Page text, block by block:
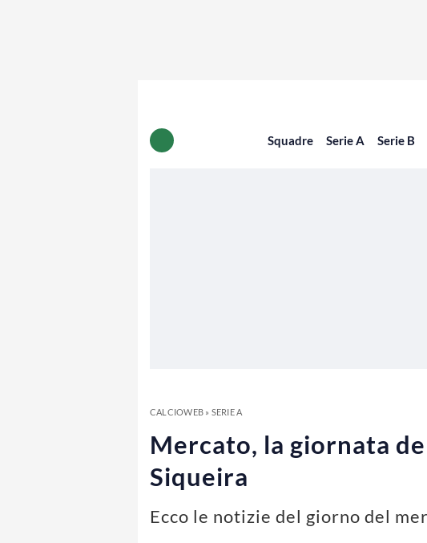
Squadre Serie A Serie B
CALCIOWEB» SERIE A
Mercato, la giornata
Siqueira
Ecco le notizie del giorno del